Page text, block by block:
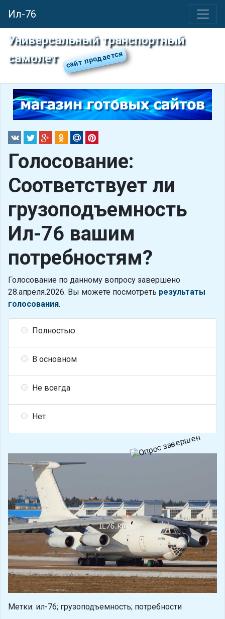
Ил-76
Универсальный транспортный
самолет
Голосование:
Соответствует ли
грузоподъемность
Ил-76 вашим
потребностям?
Голосование по данному вопросу завершено
28.апреля.2026. Вы можете посмотреть результаты
голосования.
Полностью
В основном
Не всегда
Нет
Метки: ил-76; грузоподъемность; потребности